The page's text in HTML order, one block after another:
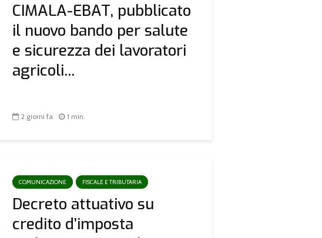
CIMALA-EBAT, pubblicato
il nuovo bando per salute
e sicurezza dei lavoratori
agricoli...
2 giorni fa 1 min.
COMUNICAZIONE FISCALE E TRIBUTARIA
Decreto attuativo su
credito d’imposta